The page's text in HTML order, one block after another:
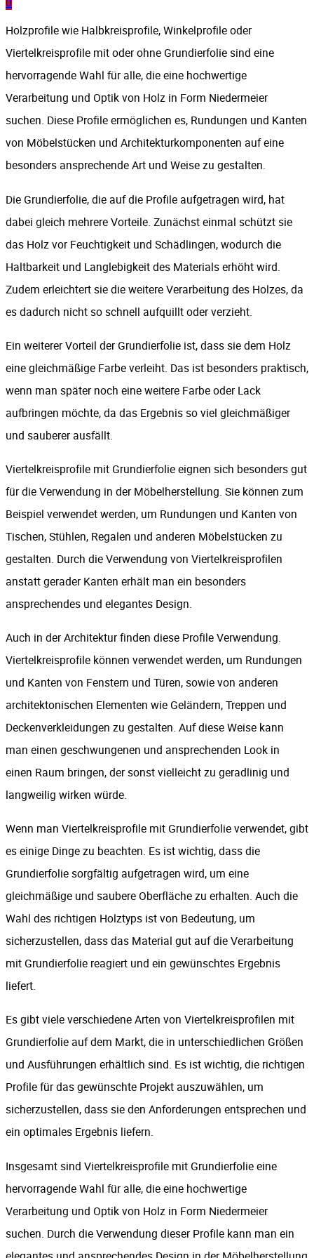
Holzprofile wie Halbkreisprofile, Winkelprofile oder
Viertelkreisprofile mit oder ohne Grundierfolie sind eine
hervorragende Wahl für alle, die eine hochwertige
Verarbeitung und Optik von Holz in Form Niedermeier
suchen. Diese Profile ermöglichen es, Rundungen und Kanten
von Möbelstücken und Architekturkomponenten auf eine
besonders ansprechende Art und Weise zu gestalten.
Die Grundierfolie, die auf die Profile aufgetragen wird, hat
dabei gleich mehrere Vorteile. Zunächst einmal schützt sie
das Holz vor Feuchtigkeit und Schädlingen, wodurch die
Haltbarkeit und Langlebigkeit des Materials erhöht wird.
Zudem erleichtert sie die weitere Verarbeitung des Holzes, da
es dadurch nicht so schnell aufquillt oder verzieht.
Ein weiterer Vorteil der Grundierfolie ist, dass sie dem Holz
eine gleichmäßige Farbe verleiht. Das ist besonders praktisch,
wenn man später noch eine weitere Farbe oder Lack
aufbringen möchte, da das Ergebnis so viel gleichmäßiger
und sauberer ausfällt.
Viertelkreisprofile mit Grundierfolie eignen sich besonders gut
für die Verwendung in der Möbelherstellung. Sie können zum
Beispiel verwendet werden, um Rundungen und Kanten von
Tischen, Stühlen, Regalen und anderen Möbelstücken zu
gestalten. Durch die Verwendung von Viertelkreisprofilen
anstatt gerader Kanten erhält man ein besonders
ansprechendes und elegantes Design.
Auch in der Architektur finden diese Profile Verwendung.
Viertelkreisprofile können verwendet werden, um Rundungen
und Kanten von Fenstern und Türen, sowie von anderen
architektonischen Elementen wie Geländern, Treppen und
Deckenverkleidungen zu gestalten. Auf diese Weise kann
man einen geschwungenen und ansprechenden Look in
einen Raum bringen, der sonst vielleicht zu geradlinig und
langweilig wirken würde.
Wenn man Viertelkreisprofile mit Grundierfolie verwendet, gibt
es einige Dinge zu beachten. Es ist wichtig, dass die
Grundierfolie sorgfältig aufgetragen wird, um eine
gleichmäßige und saubere Oberfläche zu erhalten. Auch die
Wahl des richtigen Holztyps ist von Bedeutung, um
sicherzustellen, dass das Material gut auf die Verarbeitung
mit Grundierfolie reagiert und ein gewünschtes Ergebnis
liefert.
Es gibt viele verschiedene Arten von Viertelkreisprofilen mit
Grundierfolie auf dem Markt, die in unterschiedlichen Größen
und Ausführungen erhältlich sind. Es ist wichtig, die richtigen
Profile für das gewünschte Projekt auszuwählen, um
sicherzustellen, dass sie den Anforderungen entsprechen und
ein optimales Ergebnis liefern.
Insgesamt sind Viertelkreisprofile mit Grundierfolie eine
hervorragende Wahl für alle, die eine hochwertige
Verarbeitung und Optik von Holz in Form Niedermeier
suchen. Durch die Verwendung dieser Profile kann man ein